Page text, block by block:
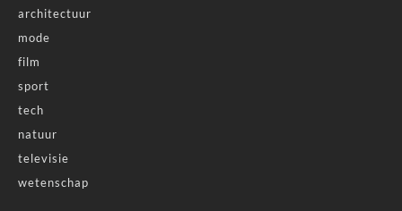
architectuur
mode
film
sport
tech
natuur
televisie
wetenschap